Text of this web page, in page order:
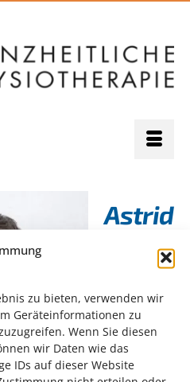
zu bieten, verwenden wir
Geräteinformationen zu
Wenn Sie diesen
wir Daten wie das
IDs auf dieser Website
Astrid